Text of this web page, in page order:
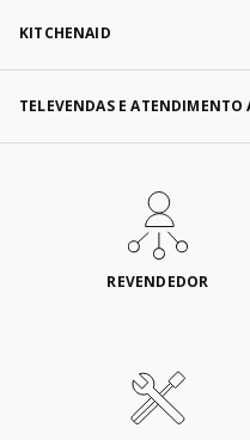
KITCHENAID
TELEVENDAS E
REVENDEDOR